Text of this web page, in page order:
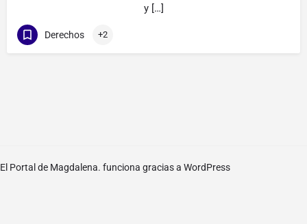
y […]
Derechos +2
El Portal de Magdalena. funciona gracias a WordPress